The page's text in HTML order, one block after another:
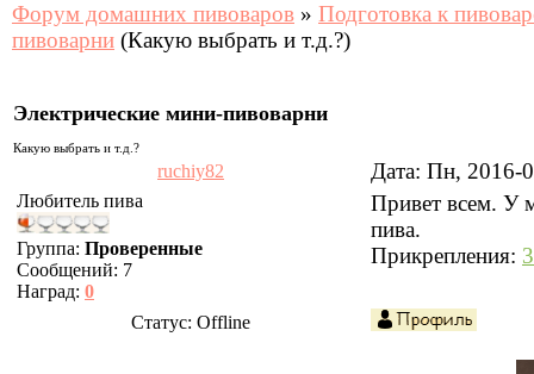
Форум домашних пивоваров » Подготовка к
пивоварни (Какую выбрать и т.д.?)
Электрические мини-пивоварни
Какую выбрать и т.д.?
ruchiy82 Дата: Пн,
Любитель пива
Группа: Проверенные
Сообщений: 7
Наград: 0
Привет всем. У
пива.
Прикрепления:
Статус: Offline